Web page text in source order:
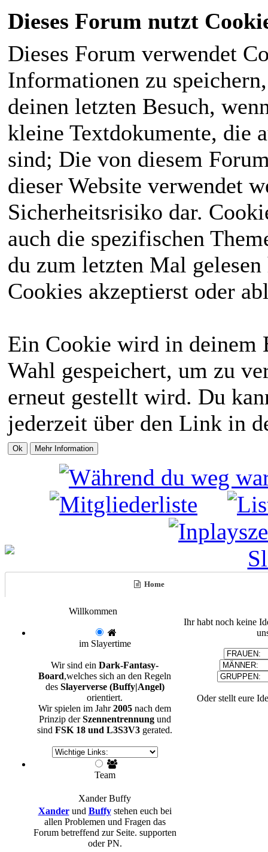
Dieses Forum nutzt
Dieses Forum verwendet
Informationen zu
deinen letzten Besuch,
kleine Textdokumente, die
sind; Die von diesem
dieser Website verwendet
Sicherheitsrisiko dar.
auch die spezifischen
du zum letzten Mal
Cookies akzeptierst oder
Ein Cookie wird in deinem
Wahl gespeichert, um zu
erneut gestellt wird. Du
jederzeit über den Link in
Home
Willkommen
im Slayertime
Wir sind ein Dark-Fantasy-
Board,welches sich an den Regeln
des Slayerverse (Buffy|Angel)
orientiert.
Wir spielen im Jahr2005 nach dem
Prinzip derSzennentrennungund
sind FSK 18 und L3S3V3 gerated.
Team
Xander Buffy
Xanderund Buffystehen euch bei
allen Problemen und Fragen das
Forum betreffend zur Seite. supporten
oder PN.
Ihr habt noch keine
Oder stellt eure